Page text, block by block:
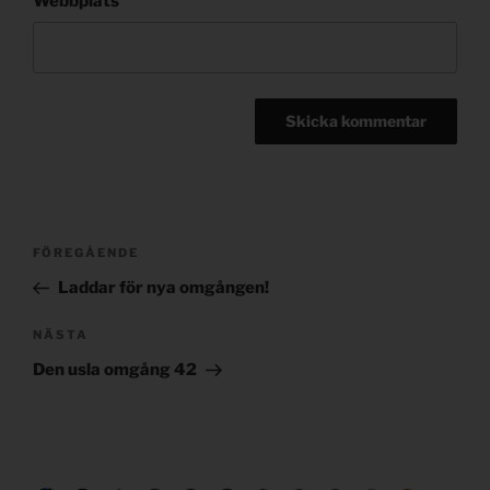
Post
Föregående
inlägg
FÖREGÅENDE
Laddar för nya omgången!
Nästa
inlägg
NÄSTA
Den usla omgång 42